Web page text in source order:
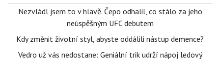
Nezvládl jsem to v hlavě. Čepo odhalil, co stálo za jeho
neúspěšným UFC debutem
Kdy změnit životní styl, abyste oddálili nástup demence?
Vedro už vás nedostane: Geniální trik udrží nápoj ledový